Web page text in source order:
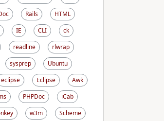
Rails
HTML
IE CLI
ck
readline
rlwrap
sysprep
Ubuntu
eclipse Eclipse
Awk
PHPDoc
iCab
w3m
Scheme